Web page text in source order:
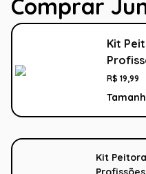
Comprar
Kit
R$ 19,99
Kit